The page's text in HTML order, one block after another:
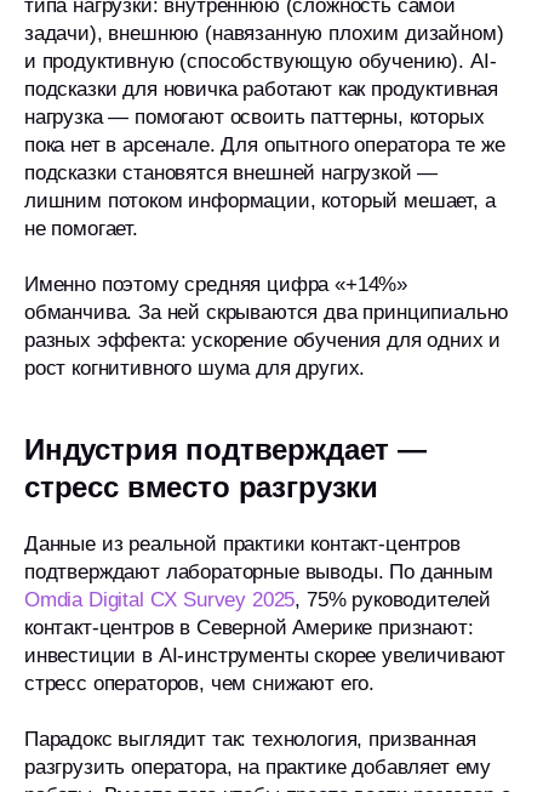
типа нагрузки: внутреннюю (сложность самой
задачи), внешнюю (навязанную плохим дизайном)
и продуктивную (способствующую обучению). AI-
подсказки для новичка работают как продуктивная
нагрузка — помогают освоить паттерны, которых
пока нет в арсенале. Для опытного оператора те же
подсказки становятся внешней нагрузкой —
лишним потоком информации, который мешает, а
не помогает.
Именно поэтому средняя цифра «+14%»
обманчива. За ней скрываются два принципиально
разных эффекта: ускорение обучения для одних и
рост когнитивного шума для других.
Индустрия подтверждает —
стресс вместо разгрузки
Данные из реальной практики контакт-центров
подтверждают лабораторные выводы. По данным
Omdia Digital CX Survey 2025, 75% руководителей
контакт-центров в Северной Америке признают:
инвестиции в AI-инструменты скорее увеличивают
стресс операторов, чем снижают его.
Парадокс выглядит так: технология, призванная
разгрузить оператора, на практике добавляет ему